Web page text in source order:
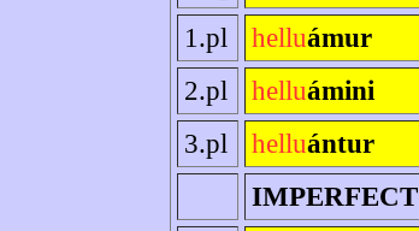
1.pl
helluámur
2.pl
helluámini
3.pl
helluántur
IMPERFECT